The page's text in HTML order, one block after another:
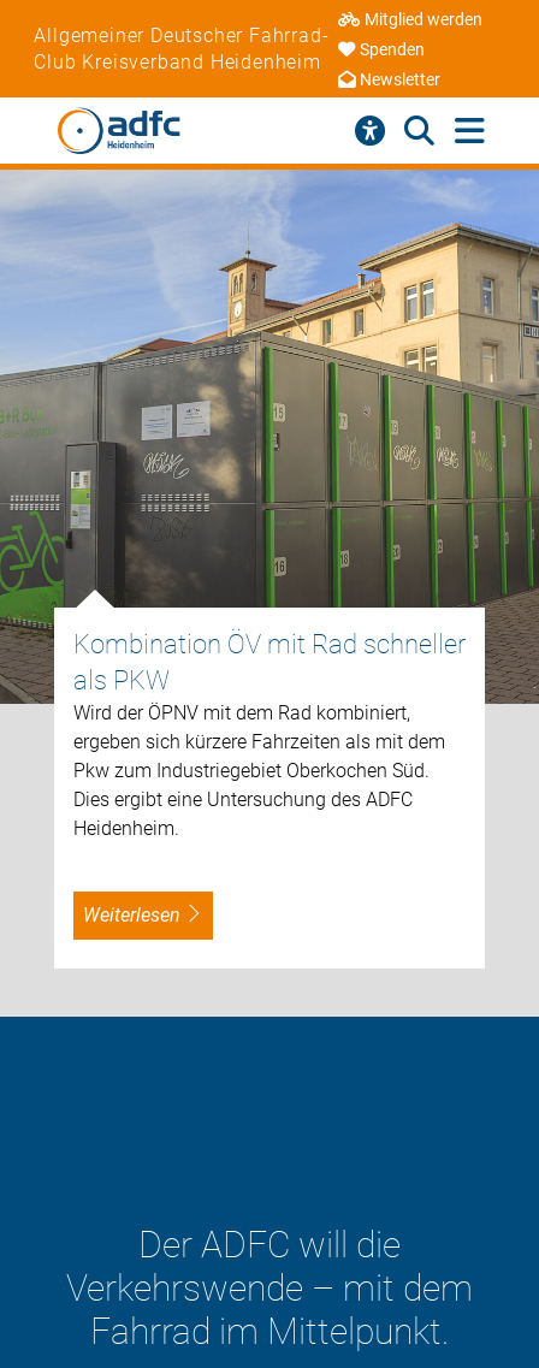
Allgemeiner Deutscher Fahrrad-
Club Kreisverband Heidenheim
Mitglied werden
Spenden
Newsletter
Kombination ÖV mit Rad schneller
als PKW
Wird der ÖPNV mit dem Rad kombiniert,
ergeben sich kürzere Fahrzeiten als mit dem
Pkw zum Industriegebiet Oberkochen Süd.
Dies ergibt eine Untersuchung des ADFC
Heidenheim.
weiterlesen
Der ADFC will die
Verkehrswende – mit dem
Fahrrad im Mittelpunkt.